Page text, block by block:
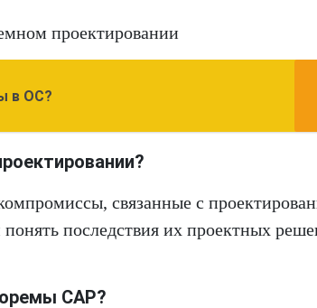
проектировании
в ОС?
связанные с
последствия их проектных
CAP?